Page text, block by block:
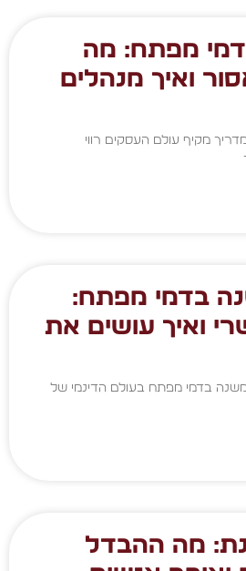
מפתח: מה
ואיך מנהלים
מקיף עולם העסקים רווי
בדמי מפתח:
ואיך עושים את
בדמי מפתח בעולם הדינמי של
מה ההבדל